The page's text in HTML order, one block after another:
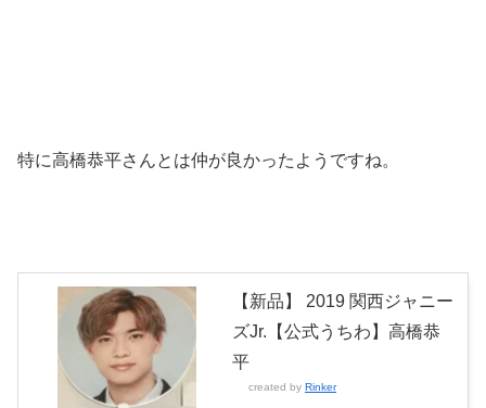
特に高橋恭平さんとは仲が良かったようですね。
【新品】 2019 関西ジャニー
ズJr.【公式うちわ】高橋恭
平
created by Rinker